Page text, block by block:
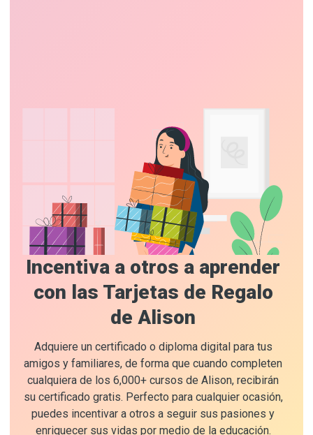
Incentiva a otros a aprender
con las Tarjetas de Regalo
de Alison
Adquiere un certificado o diploma digital para tus
amigos y familiares, de forma que cuando completen
cualquiera de los 6,000+ cursos de Alison, recibirán
su certificado gratis. Perfecto para cualquier ocasión,
puedes incentivar a otros a seguir sus pasiones y
enriquecer sus vidas por medio de la educación.